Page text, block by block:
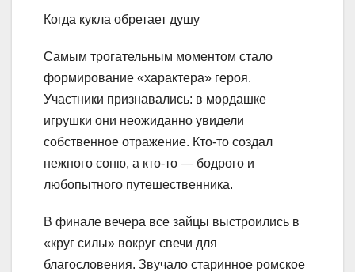
Когда кукла обретает душу
Самым трогательным моментом стало
формирование «характера» героя.
Участники признавались: в мордашке
игрушки они неожиданно увидели
собственное отражение. Кто-то создал
нежного соню, а кто-то — бодрого и
любопытного путешественника.
В финале вечера все зайцы выстроились в
«круг силы» вокруг свечи для
благословения. Звучало старинное ромское